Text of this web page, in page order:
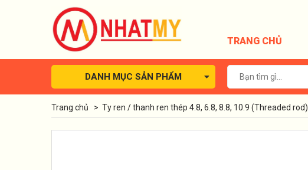
TRANG CHỦ
DANH MỤC SẢN PHẨM
Trang chủ > Ty ren / thanh ren thép 4.8, 6.8, 8.8, 10.9 (Threaded rod)